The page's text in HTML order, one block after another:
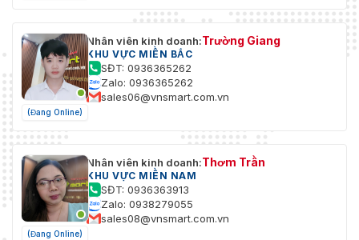
(Đang Online)
Nhân viên kinh doanh:Trường Giang
KHU VỰC MIỀN BẮC
SĐT: 0936365262
Zalo: 0936365262
sales06@vnsmart.com.vn
(Đang Online)
Nhân viên kinh doanh:Thơm Trần
KHU VỰC MIỀN NAM
SĐT: 0936363913
Zalo: 0938279055
sales08@vnsmart.com.vn